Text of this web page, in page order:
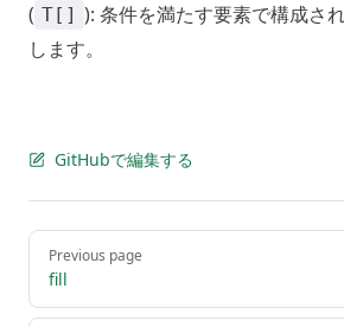
( T[] ): 条件を満たす要素で構成さ
します。
GitHubで編集する
Pager
Previous page
fill